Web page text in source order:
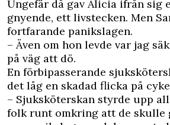
Ungefär då gav Alicia ifrån sig
gnyende, ett livstecken. Men
fortfarande panikslagen.
– Även om hon levde var jag
på väg att dö.
En förbipasserande
det låg en skadad flicka på
– Sjuksköterskan styrde upp
folk runt omkring att de skulle